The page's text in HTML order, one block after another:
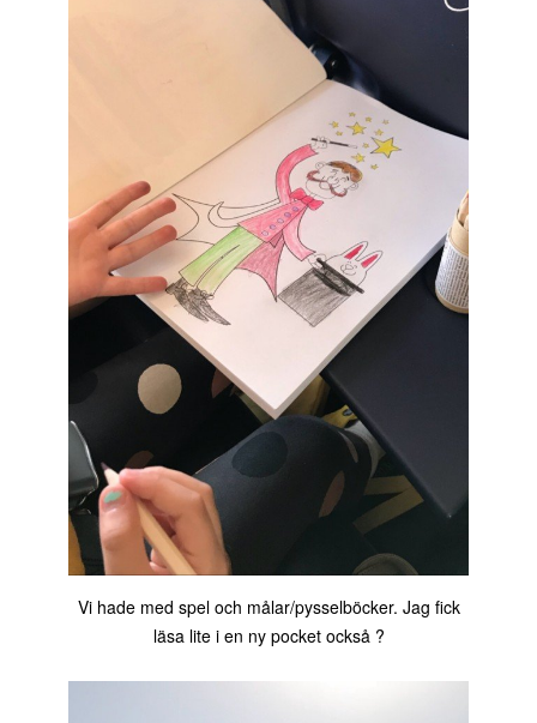
Vi hade med spel och målar/pysselböcker. Jag fick
läsa lite i en ny pocket också ?